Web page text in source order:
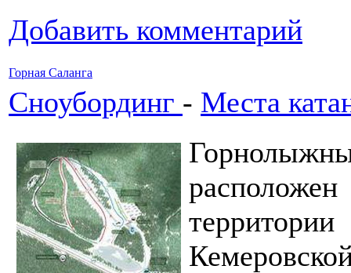
Добавить комментарий
Горная Саланга
Сноубординг - Места